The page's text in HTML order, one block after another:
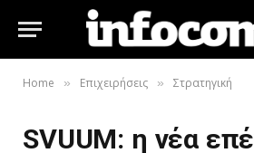
Home » Επιχειρήσεις » Στρατηγική
SVUUM: η νέα